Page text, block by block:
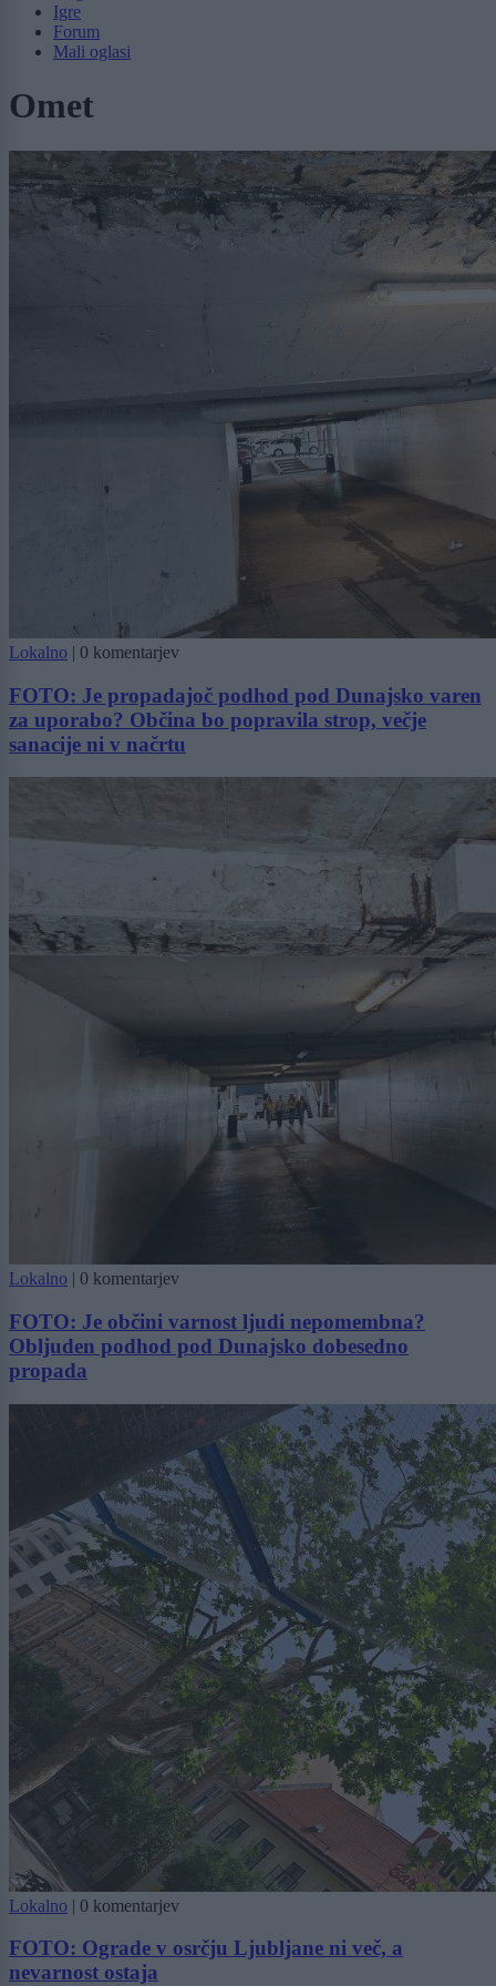
Igre
Forum
Mali oglasi
Omet
Lokalno | 0 komentarjev
FOTO: Je propadajoč podhod pod Dunajsko varen
za uporabo? Občina bo popravila strop, večje
sanacije ni v načrtu
Lokalno | 0 komentarjev
FOTO: Je občini varnost ljudi nepomembna?
Obljuden podhod pod Dunajsko dobesedno
propada
Lokalno | 0 komentarjev
FOTO: Ograde v osrčju Ljubljane ni več, a
nevarnost ostaja